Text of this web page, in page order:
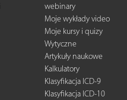
webinary
Moje wykłady video
Moje kursy i quizy
Wytyczne
Artykuły naukowe
Kalkulatory
Klasyfikacja ICD-9
Klasyfikacja ICD-10